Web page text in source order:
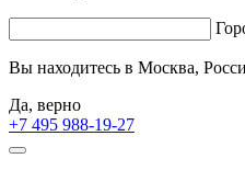
Вы находитесь в Москва,
Да, верно
+7 495 988-19-27